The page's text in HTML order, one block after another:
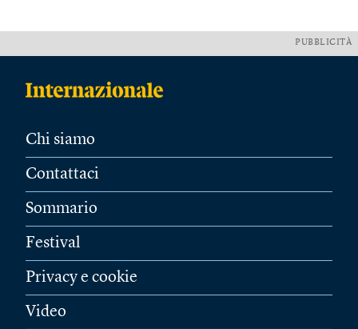
PUBBLICITÀ
Chi siamo
Contattaci
Sommario
Festival
Privacy e cookie
Video